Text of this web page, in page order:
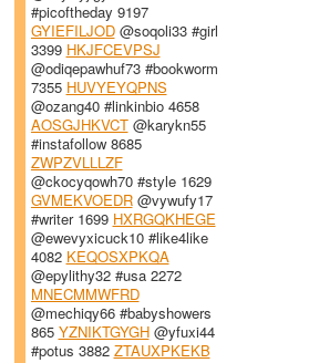
#picoftheday 9197
GYIEFILJOD@soqoli33 #girl
3399 HKJFCEVPSJ
@odiqepawhuf73 #bookworm
7355 HUVYEYQPNS
@ozang40 #linkinbio 4658
AOSGJHKVCT@karykn55
#instafollow 8685
ZWPZVLLLZF
@ckocyqowh70 #style 1629
GVMEKVOEDR@vywufy17
#writer 1699 HXRGQKHEGE
@ewevyxicuck10 #like4like
4082 KEQOSXPKQA
@epylithy32 #usa 2272
MNECMMWFRD
@mechiqy66 #babyshowers
865 YZNIKTGYGH@yfuxi44
#potus 3882 ZTAUXPKEKB